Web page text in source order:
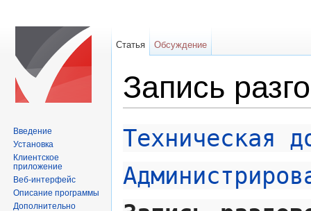
Запись
Техническая
Статья Обсуждение
Введение
Установка
Клиентское
приложение
Веб-интерфейс
Описание программы
Дополнительно